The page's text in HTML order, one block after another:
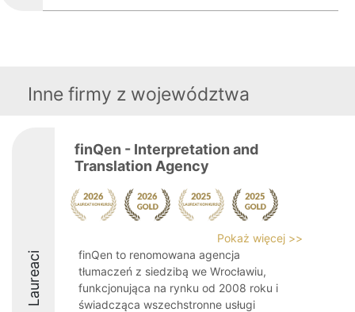
Inne firmy z województwa
Laureaci
finQen - Interpretation and
Translation Agency
Pokaż więcej >>
finQen to renomowana agencja
tłumaczeń z siedzibą we Wrocławiu,
funkcjonująca na rynku od 2008 roku i
świadcząca wszechstronne usługi